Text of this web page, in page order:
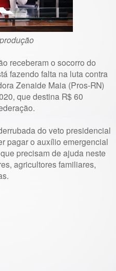
receberam o socorro do
fazendo falta na luta contra
Zenaide Maia (Pros-RN)
que destina R$ 60
do veto presidencial
pagar o auxílio emergencial
precisam de ajuda neste
agricultores familiares,